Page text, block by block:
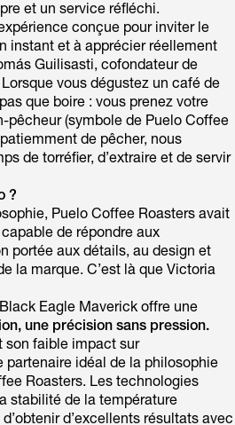
et un service réfléchi.
conçue pour inviter le
instant et à apprécier réellement
Guilisasti, cofondateur de
vous dégustez un café de
que boire : vous prenez votre
pêcheur (symbole de Puelo Coffee
de pêcher, nous
de torréfier, d’extraire et de servir
?
Puelo Coffee Roasters avait
de répondre aux
portée aux détails, au design et
la marque. C’est là que Victoria
Eagle Maverick offre une
une précision sans pression.
son faible impact sur
partenaire idéal de la philosophie
Roasters. Les technologies
stabilité de la température
d’excellents résultats avec